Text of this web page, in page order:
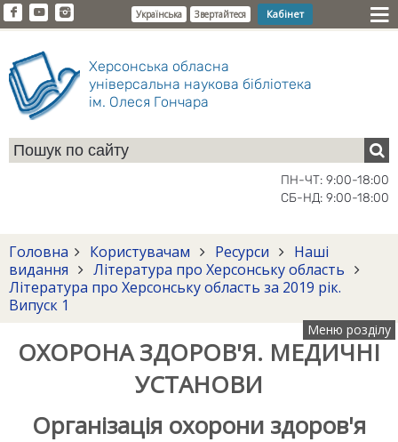
Українська Звертайтеся Кабінет
Херсонська обласна
універсальна наукова бібліотека
ім. Олеся Гончара
ПН-ЧТ: 9:00-18:00
СБ-НД: 9:00-18:00
Головна Користувачам Ресурси
Наші
видання
Література про Херсонську область
Література про Херсонську область за 2019 рік.
Випуск 1
Меню розділу
ОХОРОНА ЗДОРОВ'Я. МЕДИЧНІ
УСТАНОВИ
Організація охорони здоров'я